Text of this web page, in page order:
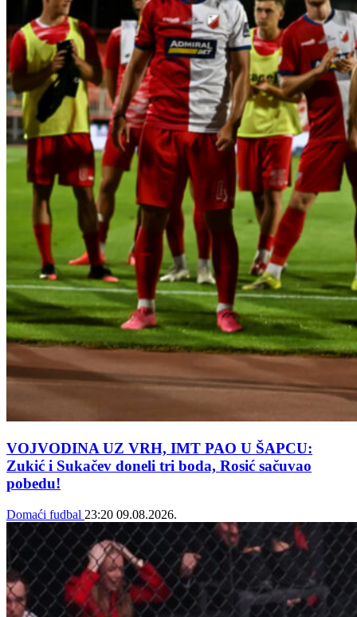
VOJVODINA UZ VRH, IMT PAO U ŠAPCU:
Zukić i Sukačev doneli tri boda, Rosić sačuvao
pobedu!
Domaći fudbal 23:20 09.08.2026.